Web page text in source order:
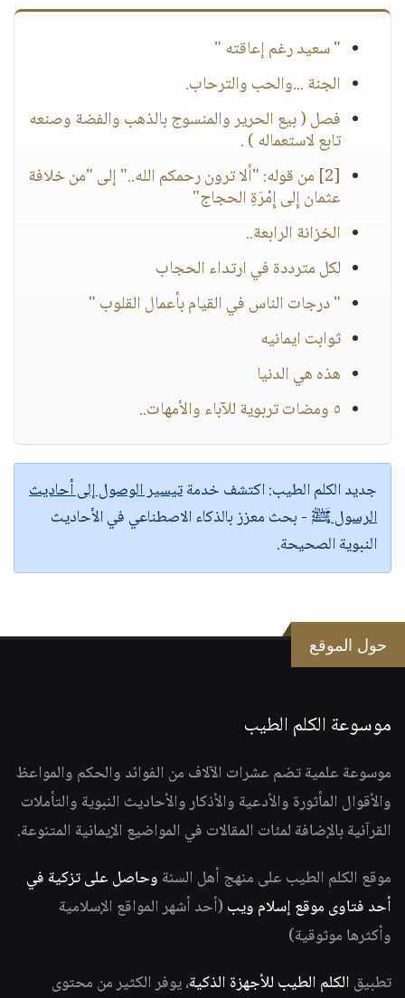
" سعيد رغم إعاقته "
الجنة ...والحب والترحاب.
فصل ( بيع الحرير والمنسوج بالذهب والفضة وصنعه
تابع لاستعماله ) .
[2] من قوله: "ألا ترون رحمكم الله.." إلى "من خلافة
عثمان إِلى إِمْرَةِ الحجاج"
الخزانة الرابعة..
لكل مترددة في ارتداء الحجاب
" درجات الناس في القيام بأعمال القلوب "
ثوابت ايمانيه
هذه هي الدنيا
٥ ومضات تربوية للآباء والأمهات..
جديد الكلم الطيب:اكتشف خدمةتيسير الوصول إلى أحاديث
الرسول ﷺ - بحث معزز بالذكاء الاصطناعي في الأحاديث
النبوية الصحيحة.
حول الموقع
موسوعة الكلم الطيب
موسوعة علمية تضم عشرات الآلاف من الفوائد والحكم والمواعظ
والأقوال المأثورة والأدعية والأذكار والأحاديث النبوية والتأملات
القرآنية بالإضافة لمئات المقالات في المواضيع الإيمانية المتنوعة.
موقع الكلم الطيب على منهج أهل السنة وحاصل على تزكية في
أحد فتاوى موقع إسلام ويب (أحد أشهر المواقع الإسلامية
وأكثرها موثوقية)
تطبيق الكلم الطيب للأجهزة الذكية، يوفر الكثير من محتوى